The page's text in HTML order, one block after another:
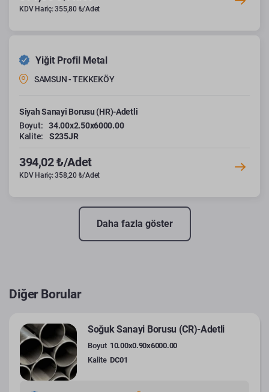
KDV Hariç: 355,80 ₺/Adet
Yiğit Profil Metal
SAMSUN - TEKKEKÖY
Siyah Sanayi Borusu (HR)-Adetli
Boyut:
34.00x2.50x6000.00
Kalite:
S235JR
394,02 ₺/Adet
KDV Hariç: 358,20 ₺/Adet
Daha fazla göster
Diğer Borular
Soğuk Sanayi Borusu (CR)-Adetli
Boyut 10.00x0.90x6000.00
Kalite DC01